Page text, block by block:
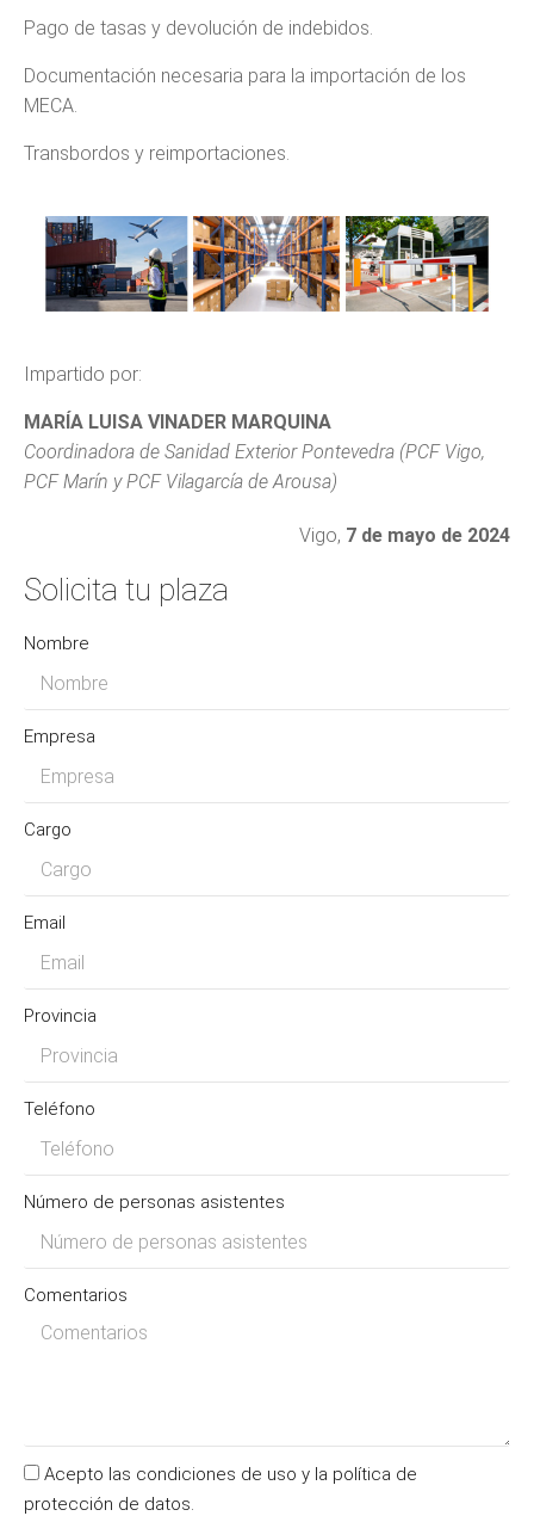
Pago de tasas y devolución de indebidos.
Documentación necesaria para la importación de los
MECA.
Transbordos y reimportaciones.
Impartido por:
MARÍA LUISA VINADER MARQUINA
Coordinadora de Sanidad Exterior Pontevedra (PCF Vigo,
PCF Marín y PCF Vilagarcía de Arousa)
Vigo, 7 de mayo de 2024
Solicita tu plaza
Nombre
Empresa
Cargo
Email
Provincia
Teléfono
Número de personas asistentes
Comentarios
Acepto las condiciones de uso y la política de
protección de datos.